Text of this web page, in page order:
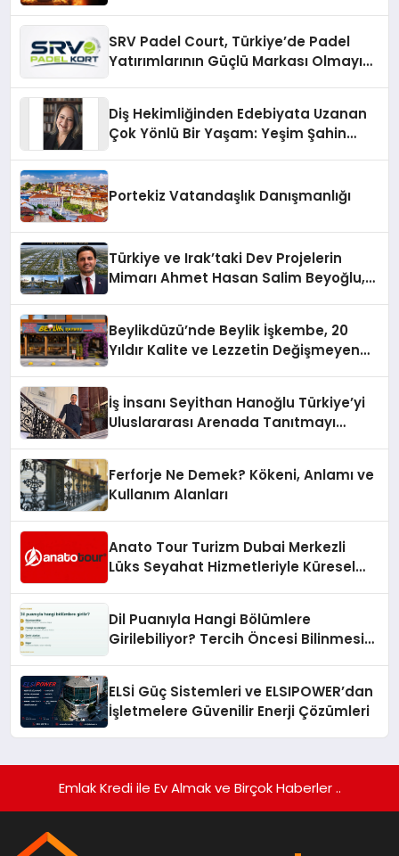
SRV Padel Court, Türkiye’de Padel
Yatırımlarının Güçlü Markası Olmayı
Diş Hekimliğinden Edebiyata Uzanan
Çok Yönlü Bir Yaşam: Yeşim Şahin
Portekiz Vatandaşlık Danışmanlığı
Türkiye ve Irak’taki Dev Projelerin
Mimarı Ahmet Hasan Salim Beyoğlu,
Hayata Geçirecek
Beylikdüzü’nde Beylik İşkembe, 20
Yıldır Kalite ve Lezzetin Değişmeyen
İş İnsanı Seyithan Hanoğlu Türkiye’yi
Uluslararası Arenada Tanıtmayı
Ferforje Ne Demek? Kökeni, Anlamı ve
Kullanım Alanları
Anato Tour Turizm Dubai Merkezli
Lüks Seyahat Hizmetleriyle Küresel
Dil Puanıyla Hangi Bölümlere
Girilebiliyor? Tercih Öncesi Bilinmesi
ELSİ Güç Sistemleri ve ELSIPOWER’dan
İşletmelere Güvenilir Enerji Çözümleri
Emlak Kredi ile Ev Almak ve Birçok Haberler ..